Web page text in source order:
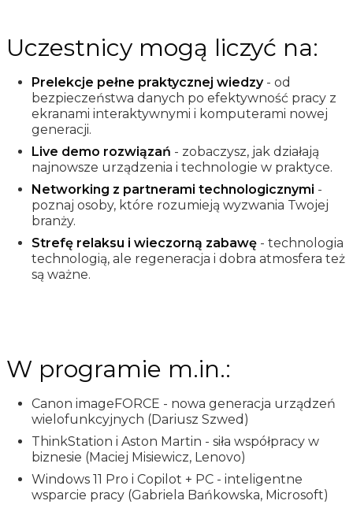
Uczestnicy mogą liczyć na:
Prelekcje pełne praktycznej wiedzy- od
bezpieczeństwa danych po efektywność pracy z
ekranami interaktywnymi i komputerami nowej
generacji.
Live demo rozwiązań - zobaczysz, jak działają
najnowsze urządzenia i technologie w praktyce.
Networking z partnerami technologicznymi -
poznaj osoby, które rozumieją wyzwania Twojej
branży.
Strefę relaksu i wieczorną zabawę - technologia
technologią, ale regeneracja i dobra atmosfera też
są ważne.
W programie m.in.:
Canon imageFORCE - nowa generacja urządzeń
wielofunkcyjnych (Dariusz Szwed)
ThinkStation i Aston Martin - siła współpracy w
biznesie (Maciej Misiewicz, Lenovo)
Windows 11 Pro i Copilot + PC - inteligentne
wsparcie pracy (Gabriela Bańkowska, Microsoft)